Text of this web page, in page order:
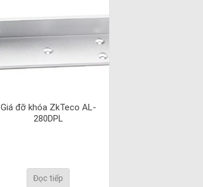
Giá đỡ khóa ZkTeco AL-
280DPL
Đọc tiếp